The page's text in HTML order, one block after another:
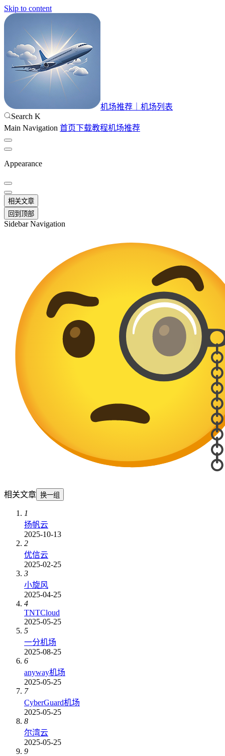
Skip to content
机场推荐｜机场列表
Search K
Main Navigation 首页下载教程机场推荐
Appearance
相关文章
回到顶部
Sidebar Navigation
相关文章 换一组
1
扬帆云
2025-10-13
2
优信云
2025-02-25
3
小旋风
2025-04-25
4
TNTCloud
2025-05-25
5
一分机场
2025-08-25
6
anyway机场
2025-05-25
7
CyberGuard机场
2025-05-25
8
尔湾云
2025-05-25
9